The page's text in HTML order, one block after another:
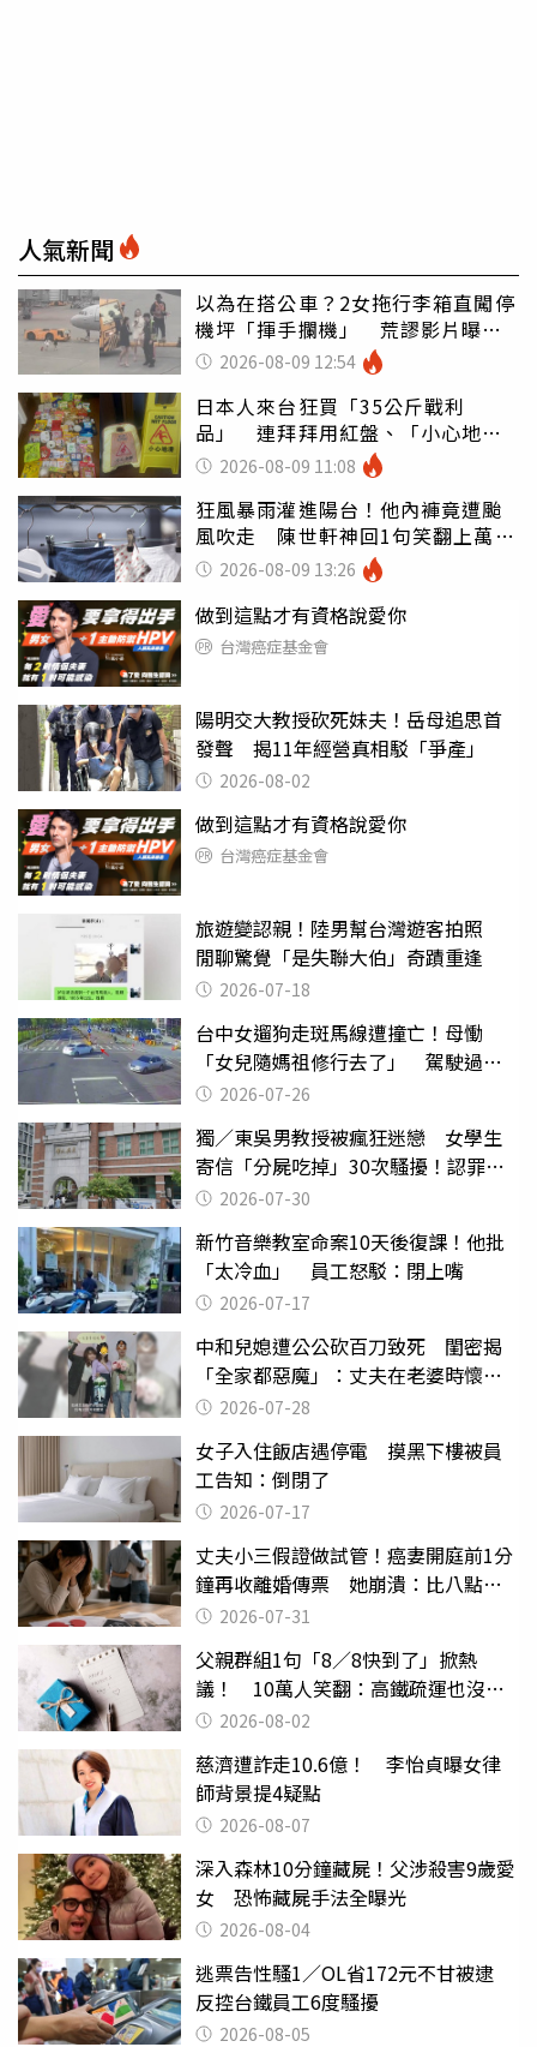
人氣新聞
以為在搭公車？2女拖行李箱直闖停
機坪「揮手攔機」 荒謬影片曝網
傻眼2026-08-09 12:54
日本人來台狂買「35公斤戰利
品」 連拜拜用紅盤、「小心地
滑」告示牌也帶回家
2026-08-09 11:08
狂風暴雨灌進陽台！他內褲竟遭颱
風吹走 陳世軒神回1句笑翻上萬網
友 2026-08-09 13:26
做到這點才有資格說愛你
台灣癌症基金會
陽明交大教授砍死妹夫！岳母追思首
發聲 揭11年經營真相駁「爭產」
2026-08-02
做到這點才有資格說愛你
台灣癌症基金會
旅遊變認親！陸男幫台灣遊客拍照
閒聊驚覺「是失聯大伯」奇蹟重逢
2026-07-18
台中女遛狗走斑馬線遭撞亡！母慟
「女兒隨媽祖修行去了」 駕駛過失
致死判9月
2026-07-26
獨／東吳男教授被瘋狂迷戀 女學生
寄信「分屍吃掉」30次騷擾！認罪免
關 2026-07-30
新竹音樂教室命案10天後復課！他批
「太冷血」 員工怒駁：閉上嘴
2026-07-17
中和兒媳遭公公砍百刀致死 閨密揭
「全家都惡魔」：丈夫在老婆時懷孕
摔東西
2026-07-28
女子入住飯店遇停電 摸黑下樓被員
工告知：倒閉了
2026-07-17
丈夫小三假證做試管！癌妻開庭前1分
鐘再收離婚傳票 她崩潰：比八點檔
還扯2026-07-31
父親群組1句「8／8快到了」掀熱
議！ 10萬人笑翻：高鐵疏運也沒列
父親節
2026-08-02
慈濟遭詐走10.6億！ 李怡貞曝女律
師背景提4疑點
2026-08-07
深入森林10分鐘藏屍！父涉殺害9歲愛
女 恐怖藏屍手法全曝光
2026-08-04
逃票告性騷1／OL省172元不甘被逮
反控台鐵員工6度騷擾
2026-08-05